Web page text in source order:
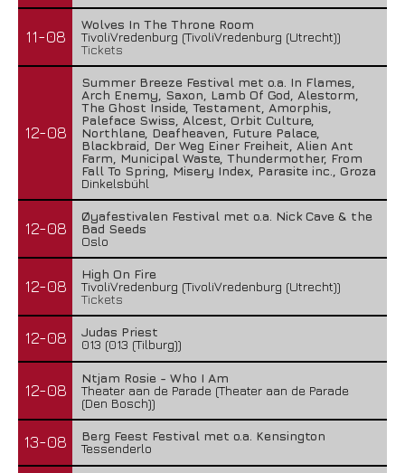
11-08
Wolves In The Throne Room
TivoliVredenburg (TivoliVredenburg (Utrecht))
Tickets
12-08
Summer Breeze Festival met o.a. In Flames,
Arch Enemy, Saxon, Lamb Of God, Alestorm,
The Ghost Inside, Testament, Amorphis,
Paleface Swiss, Alcest, Orbit Culture,
Northlane, Deafheaven, Future Palace,
Blackbraid, Der Weg Einer Freiheit, Alien Ant
Farm, Municipal Waste, Thundermother, From
Fall To Spring, Misery Index, Parasite inc., Groza
Dinkelsbühl
12-08
Øyafestivalen Festival met o.a. Nick Cave & the
Bad Seeds
Oslo
12-08
High On Fire
TivoliVredenburg (TivoliVredenburg (Utrecht))
Tickets
12-08
Judas Priest
013 (013 (Tilburg))
12-08
Ntjam Rosie - Who I Am
Theater aan de Parade (Theater aan de Parade
(Den Bosch))
13-08
Berg Feest Festival met o.a. Kensington
Tessenderlo